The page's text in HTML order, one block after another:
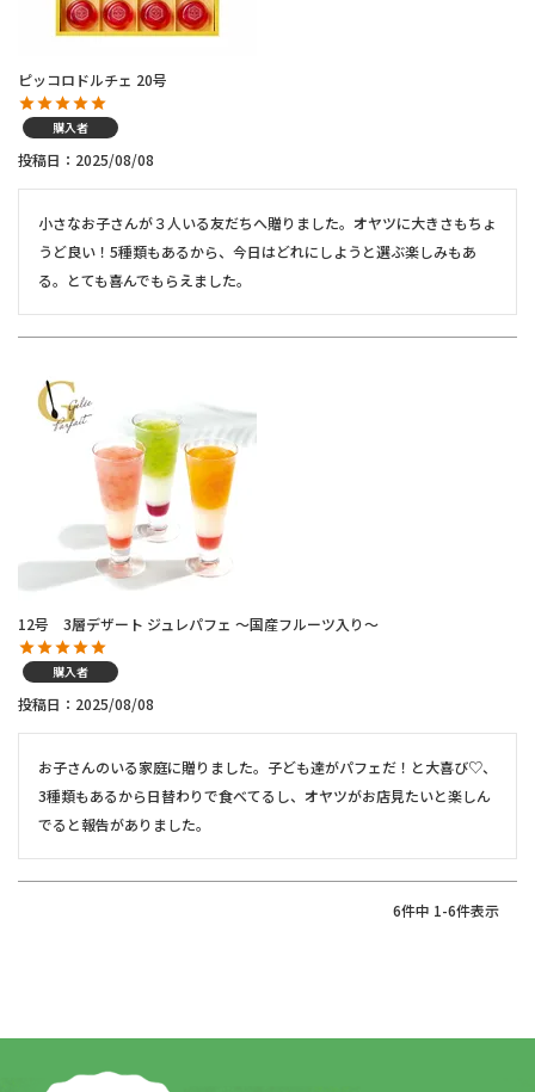
ピッコロドルチェ 20号
購入者
投稿日 2025/08/08
小さなお子さんが３人いる友だちへ贈りました。オヤツに大きさもちょ
うど良い！5種類もあるから、今日はどれにしようと選ぶ楽しみもあ
る。とても喜んでもらえました。
12号 3層デザート ジュレパフェ ～国産フルーツ入り～
購入者
投稿日 2025/08/08
お子さんのいる家庭に贈りました。子ども達がパフェだ！と大喜び♡、
3種類もあるから日替わりで食べてるし、オヤツがお店見たいと楽しん
でると報告がありました。
6件中 1-6件表示